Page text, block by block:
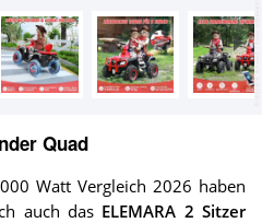
Quad
Watt Vergleich 2026 haben
auch das ELEMARA 2 Sitzer